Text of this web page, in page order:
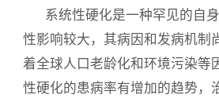
系统性硬化是一种罕见的自
性影响较大，其病因和发病机制
着全球人口老龄化和环境污染等
性硬化的患病率有增加的趋势，